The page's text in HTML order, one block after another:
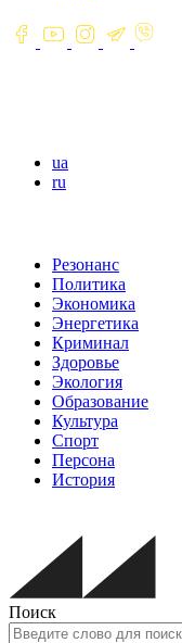
ua
ru
Резонанс
Политика
Экономика
Энергетика
Криминал
Здоровье
Экология
Образование
Культура
Спорт
Персона
История
Поиск